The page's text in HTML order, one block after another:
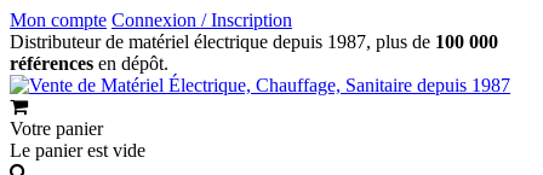
Mon compte Connexion / Inscription
Distributeur de matériel électrique depuis 1987, plus de 100 000
références en dépôt.
Votre panier
Le panier est vide